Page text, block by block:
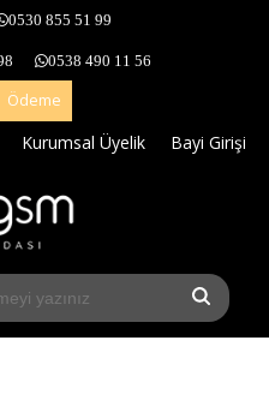
0530 855 51 99
0538 490 11 56
Ödeme
Kurumsal Üyelik Bayi Girişi